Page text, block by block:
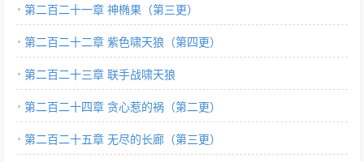
第二百二十一章 神椭果（第三更）
第二百二十二章 紫色啸天狼（第四更）
第二百二十三章 联手战啸天狼
第二百二十四章 贪心惹的祸（第二更）
第二百二十五章 无尽的长廊（第三更）